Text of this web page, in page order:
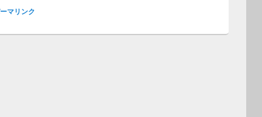
マリンク